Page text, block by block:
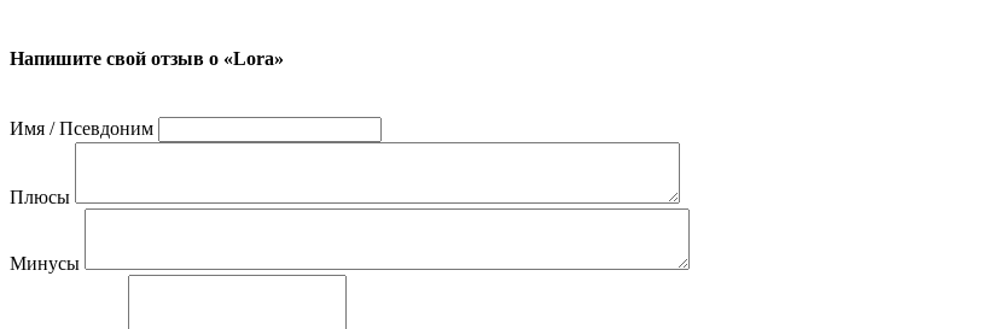
Напишите свой отзыв о «Lora»
Имя / Псевдоним
Плюсы
Минусы